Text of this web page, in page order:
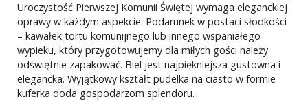
Uroczystość Pierwszej Komunii Świętej wymaga eleganckiej
oprawy w każdym aspekcie. Podarunek w postaci słodkości
– kawałek tortu komunijnego lub innego wspaniałego
wypieku, który przygotowujemy dla miłych gości należy
odświętnie zapakować. Biel jest najpiękniejsza gustowna i
elegancka. Wyjątkowy kształt pudelka na ciasto w formie
kuferka doda gospodarzom splendoru.